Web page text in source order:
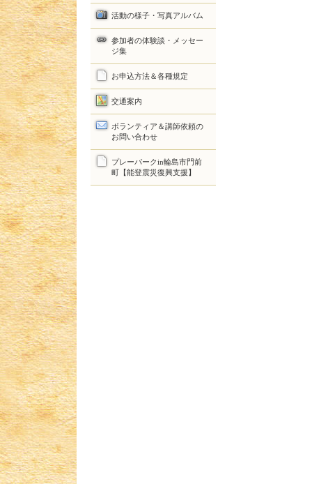
活動の様子・写真アルバム
参加者の体験談・メッセー
ジ集
お申込方法＆各種規定
交通案内
ボランティア＆講師依頼の
お問い合わせ
プレーパークin輪島市門前
町【能登震災復興支援】